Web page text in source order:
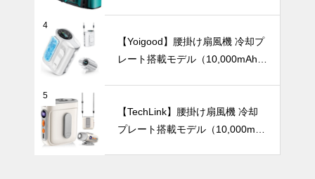
めサイズで強
風に強く、ビ
ジネスでも使
いやすい
ワンタッチで
簡単、片手で
ラクラク使え
る！自動開閉
インテリア小物
4
【Yoigood】腰掛け扇風機 冷却プ
レート搭載モデル（10,000mAh・
5
【TechLink】腰掛け扇風機 冷却
プレート搭載モデル（10,000mA